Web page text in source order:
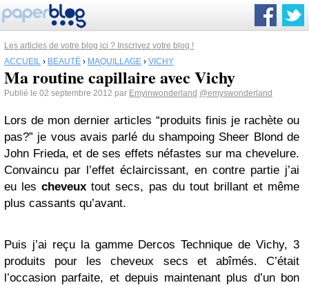
Les articles de votre blog ici ? Inscrivez votre blog !
ACCUEIL › BEAUTÉ › MAQUILLAGE › VICHY
Ma routine capillaire avec Vichy
Publié le 02 septembre 2012 par Emyinwonderland @emyswonderland
Lors de mon dernier articles “produits finis je rachète ou
pas?” je vous avais parlé du shampoing Sheer Blond de
John Frieda, et de ses effets néfastes sur ma chevelure.
Convaincu par l’effet éclaircissant, en contre partie j’ai
eu lescheveux tout secs, pas du tout brillant et même
plus cassants qu’avant.
Puis j’ai reçu la gamme Dercos Technique de Vichy, 3
produits pour les cheveux secs et abîmés. C’était
l’occasion parfaite, et depuis maintenant plus d’un bon